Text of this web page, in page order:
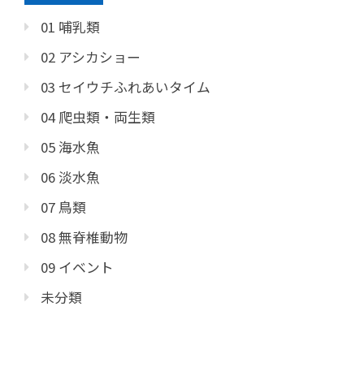
01 哺乳類
02 アシカショー
03 セイウチふれあいタイム
04 爬虫類・両生類
05 海水魚
06 淡水魚
07 鳥類
08 無脊椎動物
09 イベント
未分類